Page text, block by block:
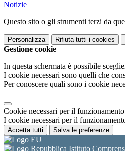
Notizie
Questo sito o gli strumenti terzi da
Personalizza Rifiuta tutti i cookies
Gestione cookie
In questa schermata è possibile
I cookie necessari sono quelli che
Per conoscere quali sono i cookie
Cookie necessari per il funzionamento
I cookie necessari per il
Accetta tutti Salva le preferenze
Istituto